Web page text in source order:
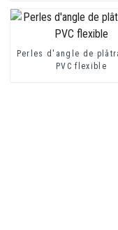
Perles d'angle de
PVC flexible